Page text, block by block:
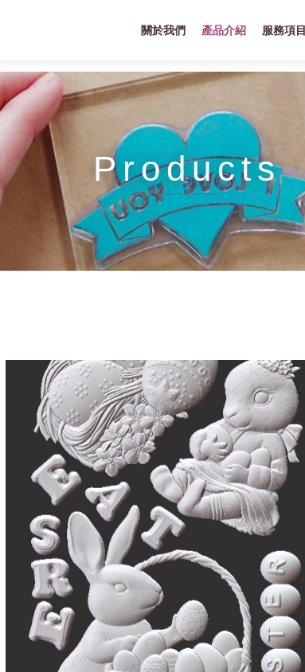
關於我們 產品介紹 服務項目
Products